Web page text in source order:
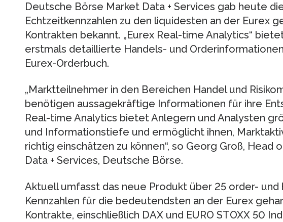
Deutsche Börse Market Data + Services gab heute
Echtzeitkennzahlen zu den liquidesten an der Eurex
Kontrakten bekannt. „Eurex Real-time Analytics“
erstmals detaillierte Handels- und
Eurex-Orderbuch.
„Marktteilnehmer in den Bereichen Handel und
benötigen aussagekräftige Informationen für ihre
Real-time Analytics bietet Anlegern und Analysten
und Informationstiefe und ermöglicht ihnen,
richtig einschätzen zu können“, so Georg Groß, Head
Data + Services, Deutsche Börse.
Aktuell umfasst das neue Produkt über 25 order-
Kennzahlen für die bedeutendsten an der Eurex
Kontrakte, einschließlich DAX und EURO STOXX 50